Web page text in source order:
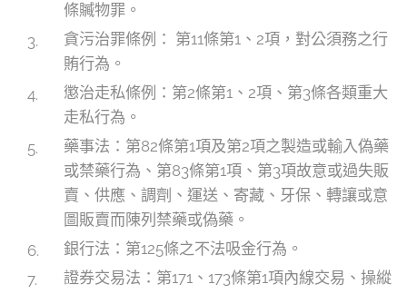
條贓物罪。
貪污治罪條例： 第11條第1、2項，對公須務之行
賄行為。
懲治走私條例：第2條第1、2項、第3條各類重大
走私行為。
藥事法：第82條第1項及第2項之製造或輸入偽藥
或禁藥行為、第83條第1項、第3項故意或過失販
賣、供應、調劑、運送、寄藏、牙保、轉讓或意
圖販賣而陳列禁藥或偽藥。
銀行法：第125條之不法吸金行為。
證券交易法：第171、173條第1項內線交易、操縱